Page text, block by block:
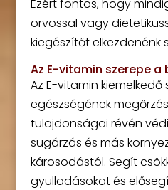
Ezért fontos, hogy
orvossal vagy
kiegészítőt elkezdenénk
Az E-vitamin szerepe a
Az E-vitamin
egészségének
tulajdonságai révén
sugárzás és más
károsodástól. Segít
gyulladásokat és